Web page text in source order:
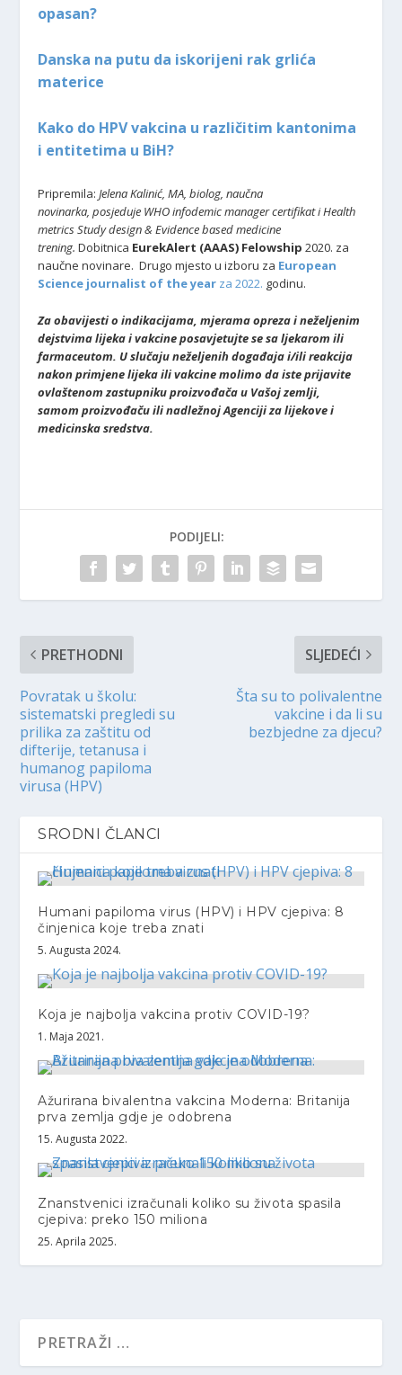
opasan?
Danska na putu da iskorijeni rak grlića
materice
Kako do HPV vakcina u različitim kantonima
i entitetima u BiH?
Pripremila:Jelena Kalinić, MA, biolog, naučna
novinarka, posjeduje WHO infodemic manager certifikat i Health
metrics Study design & Evidence based medicine
trening. Dobitnica EurekAlert (AAAS) Felowship 2020. za
naučne novinare. Drugo mjesto u izboru za European
Science journalist of the year za 2022. godinu.
Za obavijesti o indikacijama, mjerama opreza i neželjenim
dejstvima lijeka i vakcine posavjetujte se sa ljekarom ili
farmaceutom. U slučaju neželjenih događaja i/ili reakcija
nakon primjene lijeka ili vakcine molimo da iste prijavite
ovlaštenom zastupniku proizvođača u Vašoj zemlji,
samom proizvođaču ili nadležnoj Agenciji za lijekove i
medicinska sredstva.
PODIJELI:
PRETHODNI
Povratak u školu:
sistematski pregledi su
prilika za zaštitu od
difterije, tetanusa i
humanog papiloma
virusa (HPV)
SLJEDEĆI
Šta su to polivalentne
vakcine i da li su
bezbjedne za djecu?
SRODNI ČLANCI
Humani papiloma virus (HPV) i HPV cjepiva: 8
činjenica koje treba znati
5. Augusta 2024.
Koja je najbolja vakcina protiv COVID-19?
1. Maja 2021.
Ažurirana bivalentna vakcina Moderna: Britanija
prva zemlja gdje je odobrena
15. Augusta 2022.
Znanstvenici izračunali koliko su života spasila
cjepiva: preko 150 miliona
25. Aprila 2025.